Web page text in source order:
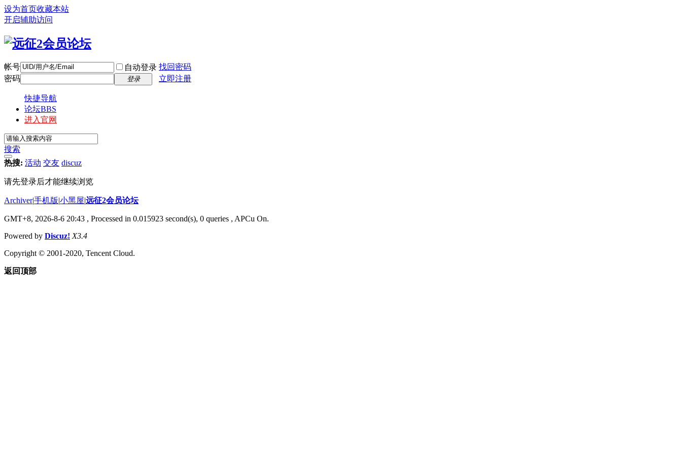
设为首页收藏本站
开启辅助访问
帐号 自动登录 找回密码
密码
登录 立即注册
快捷导航
论坛BBS
进入官网
搜索
热搜: 活动 交友 discuz
请先登录后才能继续浏览
Archiver|手机版|小黑屋|远征2会员论坛
GMT+8, 2026-8-6 20:43 , Processed in 0.015923 second(s), 0 queries , APCu On.
Powered by Discuz! X3.4
Copyright © 2001-2020, Tencent Cloud.
返回顶部